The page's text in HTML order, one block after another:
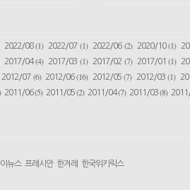
2022/08(1) 2022/07(1) 2022/06 (2) 2020/10(1)
2017/04(4) 2017/03(1) 2017/02 (7) 2017/01(1)
2012/07 (6) 2012/06(16) 2012/05(7) 2012/03(1)
2011/06(5) 2011/05(2) 2011/04(7) 2011/03(8)
뉴스 프레시안 한겨레 한국위키릭스